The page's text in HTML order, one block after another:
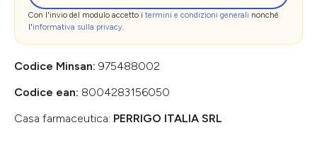
Con l'invio del modulo accetto i termini e condizioni generali nonché
l'informativa sulla privacy.
Codice Minsan: 975488002
Codice ean: 8004283156050
Casa farmaceutica: PERRIGO ITALIA SRL